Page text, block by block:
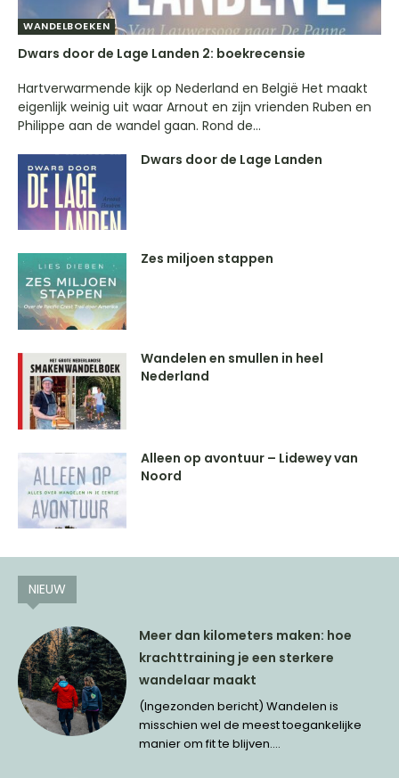
WANDELBOEKEN
Dwars door de Lage Landen 2: boekrecensie
Hartverwarmende kijk op Nederland en België Het maakt
eigenlijk weinig uit waar Arnout en zijn vrienden Ruben en
Philippe aan de wandel gaan. Rond de...
Dwars door de Lage Landen
Zes miljoen stappen
Wandelen en smullen in heel
Nederland
Alleen op avontuur – Lidewey van
Noord
NIEUW
Meer dan kilometers maken: hoe
krachttraining je een sterkere
wandelaar maakt
(Ingezonden bericht) Wandelen is
misschien wel de meest toegankelijke
manier om fit te blijven....